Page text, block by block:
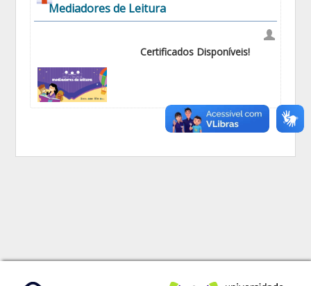
Mediadores de Leitura
Certificados Disponíveis!